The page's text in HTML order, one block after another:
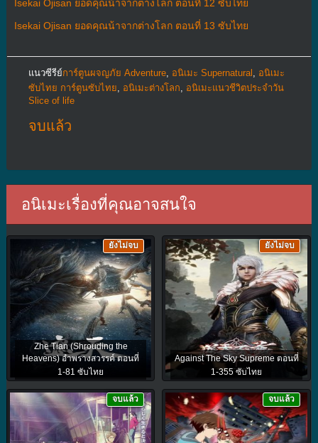
Isekai Ojisan ยอดคุณน้าจากต่างโลก ตอนที่ 12 ซับไทย
Isekai Ojisan ยอดคุณน้าจากต่างโลก ตอนที่ 13 ซับไทย
แนวซีรีย์การ์ตูนผจญภัย Adventure, อนิเมะ Supernatural
อนิเมะ
ซับไทย การ์ตูนซับไทย
อนิเมะต่างโลก
อนิเมะแนวชีวิตประจําวัน
Slice of life
จบแล้ว
อนิเมะเรื่องที่คุณอาจสนใจ
Zhe Tian (Shrouding the
Heavens) อำพรางสวรรค์ ตอนที่
1-81 ซับไทย
ยังไม่จบ
Against The Sky Supreme ตอนที่
1-355 ซับไทย
ยังไม่จบ
จบแล้ว จบแล้ว